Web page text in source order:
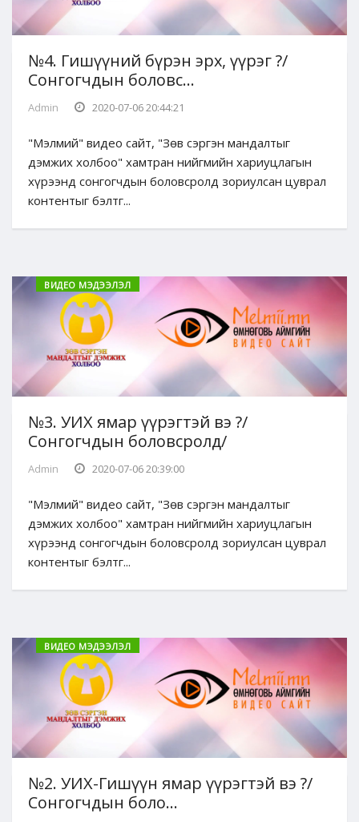
№4. Гишүүний бүрэн эрх, үүрэг ?/
Сонгогчдын боловс...
Admin 2020-07-06 20:44:21
"Мэлмий" видео сайт, "Зөв сэргэн мандалтыг
дэмжих холбоо" хамтран нийгмийн хариуцлагын
хүрээнд сонгогчдын боловсролд зориулсан цуврал
контентыг бэлтг...
ВИДЕО МЭДЭЭЛЭЛ
№3. УИХ ямар үүрэгтэй вэ ?/
Сонгогчдын боловсролд/
Admin 2020-07-06 20:39:00
"Мэлмий" видео сайт, "Зөв сэргэн мандалтыг
дэмжих холбоо" хамтран нийгмийн хариуцлагын
хүрээнд сонгогчдын боловсролд зориулсан цуврал
контентыг бэлтг...
ВИДЕО МЭДЭЭЛЭЛ
№2. УИХ-Гишүүн ямар үүрэгтэй вэ ?/
Сонгогчдын боло...